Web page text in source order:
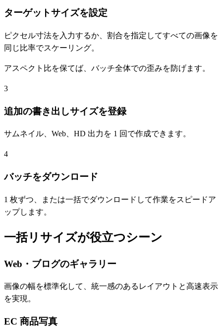
ターゲットサイズを設定
ピクセル寸法を入力するか、割合を指定してすべての画像を
同じ比率でスケーリング。
アスペクト比を保てば、バッチ全体での歪みを防げます。
3
追加の書き出しサイズを登録
サムネイル、Web、HD 出力を 1 回で作成できます。
4
バッチをダウンロード
1 枚ずつ、または一括でダウンロードして作業をスピードア
ップします。
一括リサイズが役立つシーン
Web・ブログのギャラリー
画像の幅を標準化して、統一感のあるレイアウトと高速表示
を実現。
EC 商品写真